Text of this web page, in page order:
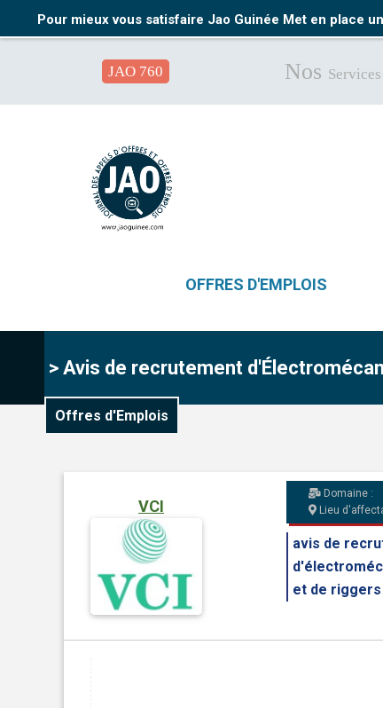
Pour mieux vous satisfaire Jao Guinée Met en place
JAO 760 Nos Services
OFFRES D'EMPLOIS
> Avis de recrutement
Offres d'Emplois
VCI
Domaine :
Lieu
avis de
et de